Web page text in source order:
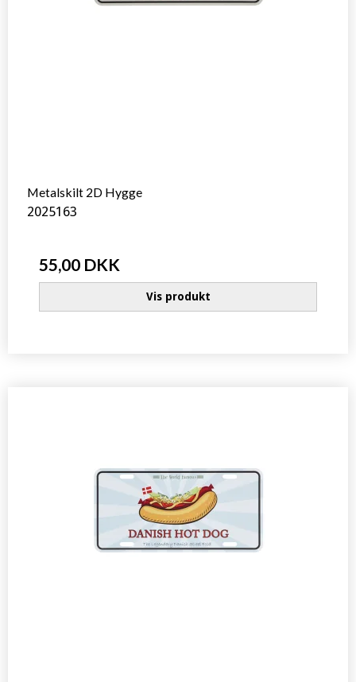
Metalskilt 2D Hygge
2025163
55,00 DKK
Vis produkt